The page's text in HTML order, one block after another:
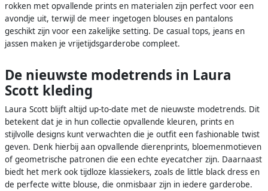
rokken met opvallende prints en materialen zijn perfect voor een
avondje uit, terwijl de meer ingetogen blouses en pantalons
geschikt zijn voor een zakelijke setting. De casual tops, jeans en
jassen maken je vrijetijdsgarderobe compleet.
De nieuwste modetrends in Laura
Scott kleding
Laura Scott blijft altijd up-to-date met de nieuwste modetrends. Dit
betekent dat je in hun collectie opvallende kleuren, prints en
stijlvolle designs kunt verwachten die je outfit een fashionable twist
geven. Denk hierbij aan opvallende dierenprints, bloemenmotieven
of geometrische patronen die een echte eyecatcher zijn. Daarnaast
biedt het merk ook tijdloze klassiekers, zoals de little black dress en
de perfecte witte blouse, die onmisbaar zijn in iedere garderobe.